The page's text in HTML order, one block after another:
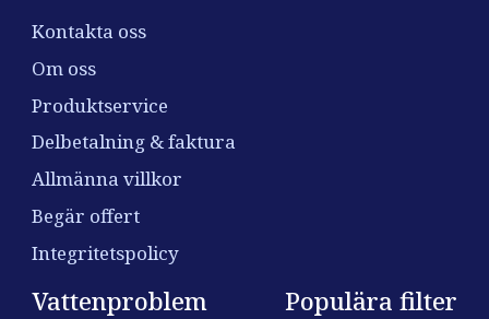
Kontakta oss
Om oss
Produktservice
Delbetalning & faktura
Allmänna villkor
Begär offert
Integritetspolicy
Vattenproblem Populära filter